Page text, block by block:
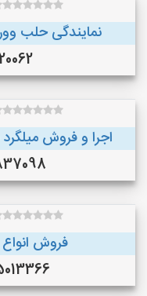
نمایندگی حلب
اجرا و فروش میلگرد
09111837098
فروش